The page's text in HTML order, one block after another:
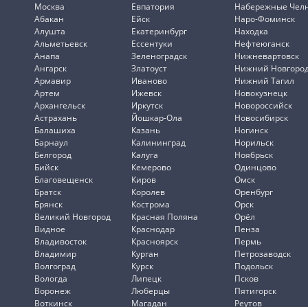
Москва
Абакан
Алушта
Альметьевск
Анапа
Ангарск
Армавир
Артем
Архангельск
Астрахань
Балашиха
Барнаул
Белгород
Бийск
Благовещенск
Братск
Брянск
Великий Новгород
Видное
Владивосток
Владимир
Волгоград
Вологда
Воронеж
Воткинск
Евпатория
Ейск
Екатеринбург
Ессентуки
Зеленоградск
Златоуст
Иваново
Ижевск
Иркутск
Йошкар-Ола
Казань
Калининград
Калуга
Кемерово
Киров
Королев
Кострома
Красная Поляна
Краснодар
Красноярск
Курган
Курск
Липецк
Люберцы
Магадан
Набережные
Наро-Фоминск
Находка
Нефтеюганск
Нижневартовск
Нижний
Нижний Тагил
Новокузнецк
Новороссийск
Новосибирск
Ногинск
Норильск
Ноябрьск
Одинцово
Омск
Оренбург
Орск
Орёл
Пенза
Пермь
Петрозаводск
Подольск
Псков
Пятигорск
Реутов